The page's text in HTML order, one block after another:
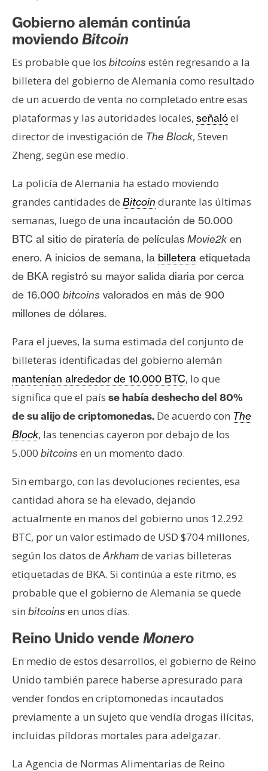
Gobierno alemán continúa
moviendo Bitcoin
Es probable que los bitcoins estén regresando a la
billetera del gobierno de Alemania como resultado
de un acuerdo de venta no completado entre esas
plataformas y las autoridades locales, señalóel
director de investigación de The Block, Steven
Zheng, según ese medio.
La policía de Alemania ha estado moviendo
grandes cantidades de Bitcoin durante las últimas
semanas, luego de una incautación de 50.000
BTC al sitio de piratería de películasMovie2k en
enero. A inicios de semana, la billetera etiquetada
de BKA registró su mayor salida diaria por cerca
de 16.000 bitcoins valorados en más de 900
millones de dólares.
Para el jueves, la suma estimada del conjunto de
billeteras identificadas del gobierno alemán
mantenían alrededor de 10.000 BTC, lo que
significa que el país se había deshecho del 80%
de su alijo de criptomonedas. De acuerdo con The
Block, las tenencias cayeron por debajo de los
5.000 bitcoins en un momento dado.
Sin embargo, con las devoluciones recientes, esa
cantidad ahora se ha elevado, dejando
actualmente en manos del gobierno unos 12.292
BTC, por un valor estimado de USD $704 millones,
según los datos deArkhamde varias billeteras
etiquetadas de BKA. Si continúa a este ritmo, es
probable que el gobierno de Alemania se quede
sin bitcoins en unos días.
Reino Unido vende Monero
En medio de estos desarrollos, el gobierno de Reino
Unido también parece haberse apresurado para
vender fondos en criptomonedas incautados
previamente a un sujeto que vendía drogas ilícitas,
incluidas píldoras mortales para adelgazar.
La Agencia de Normas Alimentarias de Reino